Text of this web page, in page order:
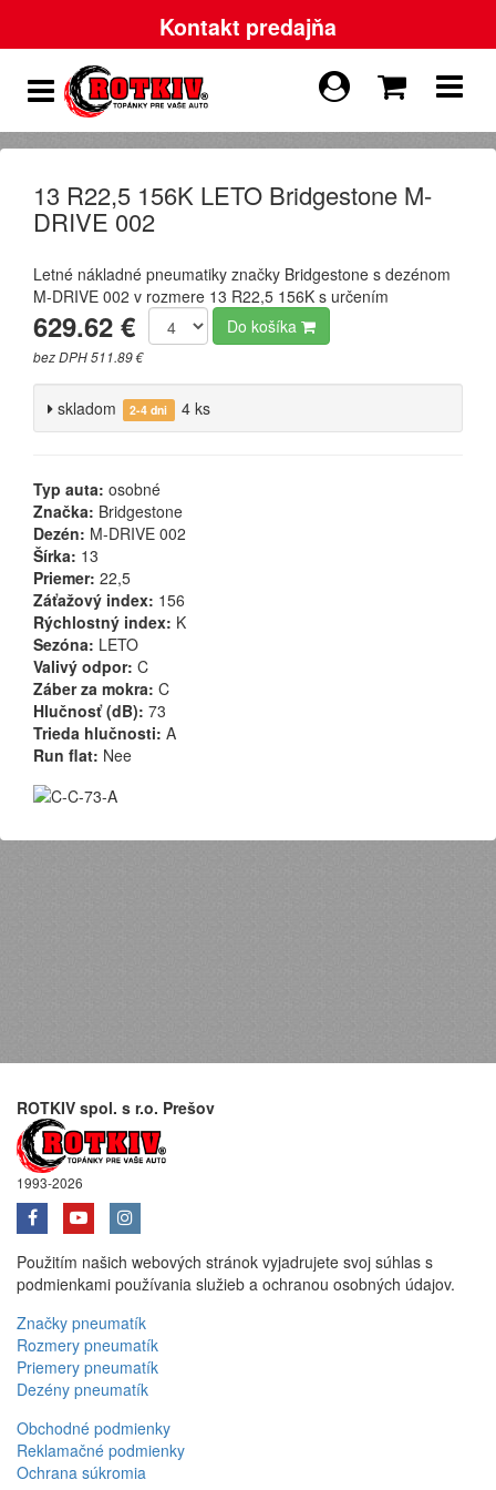
Kontakt predajňa
13 R22,5 156K LETO Bridgestone M-
DRIVE 002
Letné nákladné pneumatiky značky Bridgestone s dezénom
M-DRIVE 002 v rozmere 13 R22,5 156K s určením
629.62 €
bez DPH 511.89 €
Do košíka
skladom 2-4 dni 4 ks
Typ auta: osobné
Značka: Bridgestone
Dezén: M-DRIVE 002
Šírka: 13
Priemer: 22,5
Záťažový index: 156
Rýchlostný index: K
Sezóna: LETO
Valivý odpor: C
Záber za mokra: C
Hlučnosť (dB): 73
Trieda hlučnosti: A
Run flat: Nee
ROTKIV spol. s r.o. Prešov
1993-2026
Použitím našich webových stránok vyjadrujete svoj súhlas s
podmienkami používania služieb a ochranou osobných údajov.
Značky pneumatík
Rozmery pneumatík
Priemery pneumatík
Dezény pneumatík
Obchodné podmienky
Reklamačné podmienky
Ochrana súkromia